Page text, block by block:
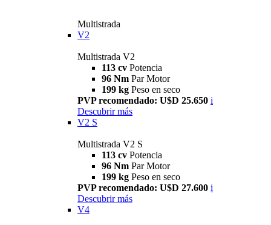
Multistrada
V2
Multistrada V2
113 cv Potencia
96 Nm Par Motor
199 kg Peso en seco
PVP recomendado: U$D 25.650 i
Descubrir más
V2 S
Multistrada V2 S
113 cv Potencia
96 Nm Par Motor
199 kg Peso en seco
PVP recomendado: U$D 27.600 i
Descubrir más
V4